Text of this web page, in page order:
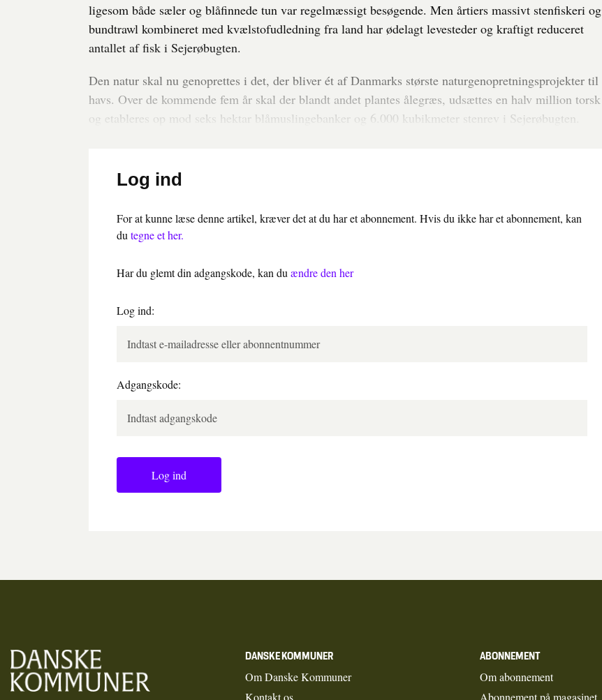
ligesom både sæler og blåfinnede tun var regelmæssigt besøgende. Men årtiers massivt stenfiskeri og
bundtrawl kombineret med kvælstofudledning fra land har ødelagt levesteder og kraftigt reduceret
antallet af fisk i Sejerøbugten.
Den natur skal nu genoprettes i det, der bliver ét af Danmarks største naturgenopretningsprojekter til
havs. Over de kommende fem år skal der blandt andet plantes ålegræs, udsættes en halv million torsk
og etableres op mod seks hektar blåmuslingebanker og 6.000 kubikmeter stenrev i Sejerøbugten.
Log ind
For at kunne læse denne artikel, kræver det at du har et abonnement. Hvis du ikke har et abonnement, kan
du tegne et her.
Har du glemt din adgangskode, kan du ændre den her
Log ind:
Adgangskode:
Log ind
DANSKE KOMMUNER
Om Danske Kommuner
Kontakt os
ABONNEMENT
Om abonnement
Abonnement på magasinet